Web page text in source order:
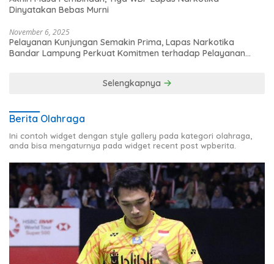
Dinyatakan Bebas Murni
November 6, 2025
Pelayanan Kunjungan Semakin Prima, Lapas Narkotika
Bandar Lampung Perkuat Komitmen terhadap Pelayanan
Selengkapnya
Berita Olahraga
Ini contoh widget dengan style gallery pada kategori olahraga,
anda bisa mengaturnya pada widget recent post wpberita.